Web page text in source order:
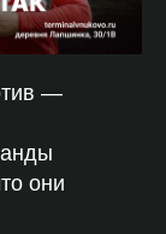
—
они